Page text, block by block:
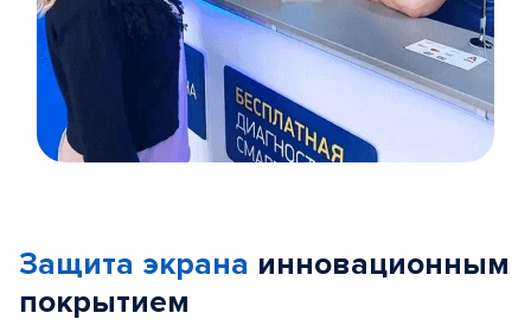
5
Защита экрана инновационным
покрытием